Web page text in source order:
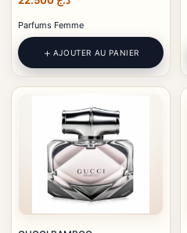
Parfums Femme
AJOUTER AU PANIER